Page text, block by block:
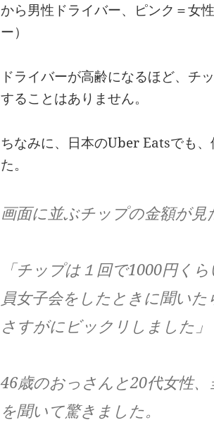
から男性ドライバー、ピンク＝女
ー）
ドライバーが高齢になるほど、チ
することはありません。
ちなみに、日本のUber Eatsでも
た。
画面に並ぶチップの金額が
「チップは１回で1000円く
員女子会をしたときに聞いた
さすがにビックリしました」
46歳のおっさんと20代女性
を聞いて驚きました。